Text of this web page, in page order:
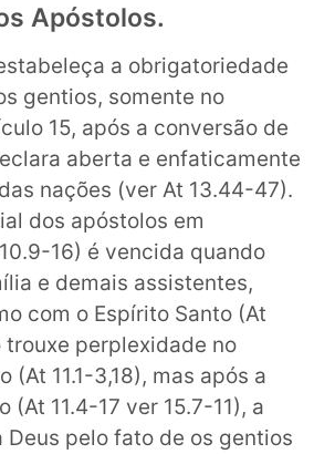
Apóstolos.
a obrigatoriedade
gentios, somente no
15, após a conversão de
aberta e enfaticamente
nações (ver At 13.44-47).
dos apóstolos em
16) é vencida quando
e demais assistentes,
com o Espírito Santo (At
perplexidade no
(At 11.1-3,18), mas após a
(At 11.4-17 ver 15.7-11), a
pelo fato de os gentios